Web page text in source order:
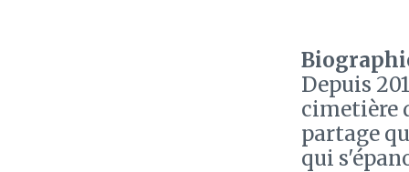
Depuis
cimetière
partage
qui